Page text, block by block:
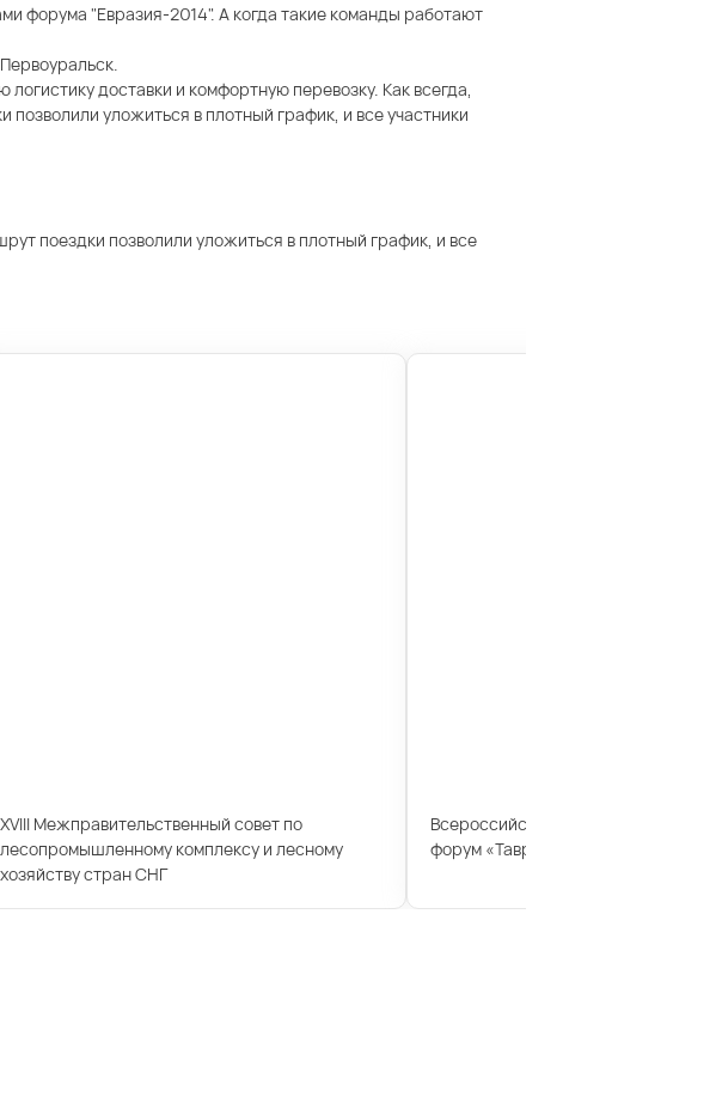
форума "Евразия-2014". А когда такие команды работают
доставки и комфортную перевозку. Как всегда,
уложиться в плотный график, и все участники
поездки позволили уложиться в плотный график, и все
XVIII Межправительственный совет по
лесопромышленному комплексу и лесному
хозяйству стран СНГ
Всероссийский молодежный
форум «Таврида»